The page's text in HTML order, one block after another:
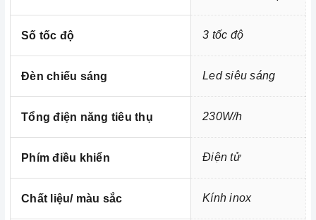
Số tốc độ 3 tốc độ
Đèn chiếu sáng Led siêu sáng
Tổng điện năng tiêu thụ 230W/h
Phím điều khiển Điện tử
Chất liệu/ màu sắc Kính inox